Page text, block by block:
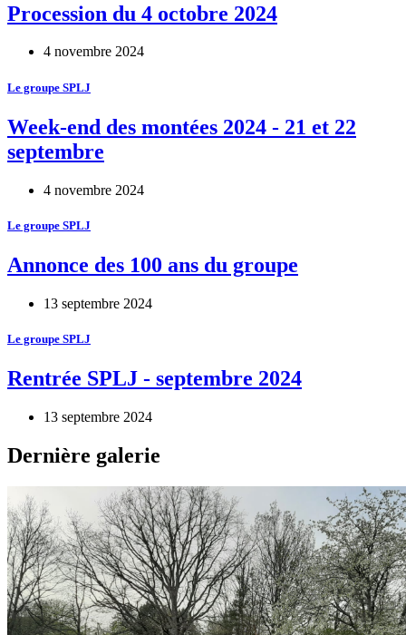
Procession du 4 octobre 2024
4 novembre 2024
Le groupe SPLJ
Week-end des montées 2024 - 21 et 22
septembre
4 novembre 2024
Le groupe SPLJ
Annonce des 100 ans du groupe
13 septembre 2024
Le groupe SPLJ
Rentrée SPLJ - septembre 2024
13 septembre 2024
Dernière galerie